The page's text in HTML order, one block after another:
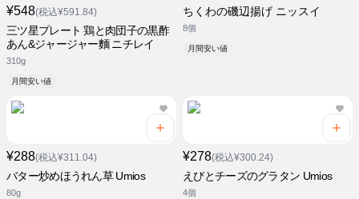
¥548(税込¥591.84)
三ツ星プレート 鶏と肉団子の黒酢
あん&ジャージャー麵 ニチレイ
310g
月間安い値
ちくわの磯辺揚げ ニッスイ
8個
月間安い値
¥288(税込¥311.04)
バター炒めほうれん草 Umios
80g
¥278(税込¥300.24)
えびとチーズのグラタン Umios
4個